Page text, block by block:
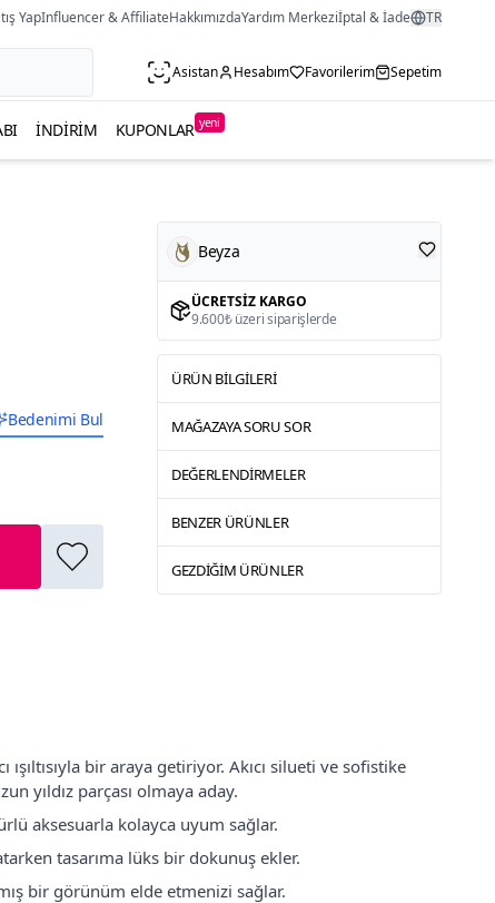
YapInfluencer & AffiliateHakkımızdaYardım Merkeziİptal & İade TR
Asistan Hesabım Favorilerim Sepetim
İNDIRIM KUPONLAR yeni
Bedenimi Bul
Beyza
ÜCRETSIZ KARGO
9.600₺ üzeri siparişlerde
ÜRÜN BILGILERI
MAĞAZAYA SORU SOR
DEĞERLENDIRMELER
BENZER ÜRÜNLER
GEZDIĞIM ÜRÜNLER
ışıltısıyla bir araya getiriyor. Akıcı silueti ve sofistike
yıldız parçası olmaya aday.
aksesuarla kolayca uyum sağlar.
tasarıma lüks bir dokunuş ekler.
bir görünüm elde etmenizi sağlar.